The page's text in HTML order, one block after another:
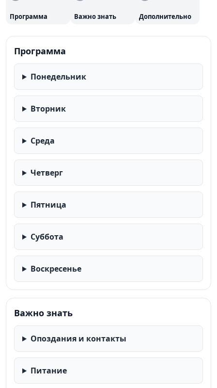
Программа Важно знать Дополнительно
Программа
Понедельник
Вторник
Среда
Четверг
Пятница
Суббота
Воскресенье
Важно знать
Опоздания и контакты
Питание